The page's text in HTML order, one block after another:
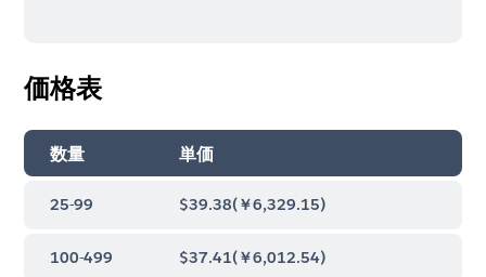
価格表
数量 単価
25-99 $39.38(￥6,329.15)
100-499 $37.41(￥6,012.54)